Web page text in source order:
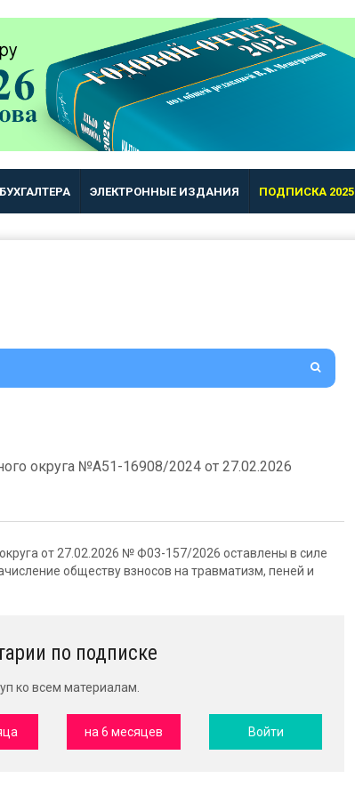
ЭЛЕКТРОННЫЕ ИЗДАНИЯ ПОДПИСКА 2025
округа №А51-16908/2024 от 27.02.2026
от 27.02.2026 № Ф03-157/2026 оставлены в силе
обществу взносов на травматизм, пеней и
по подписке
ко всем материалам.
на 6 месяцев Войти